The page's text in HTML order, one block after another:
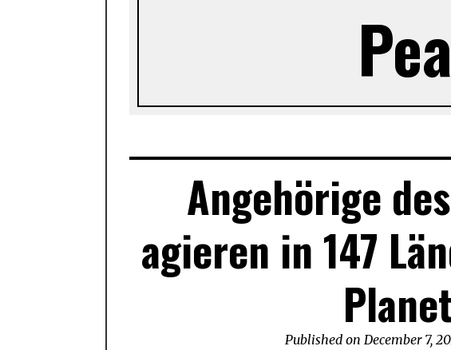
Angehörige
agieren in 147
Published on December 7,